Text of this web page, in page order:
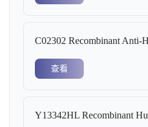
C02302 Recombinant Anti-
查看
Y13342HL Recombinant